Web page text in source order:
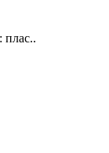
плас..